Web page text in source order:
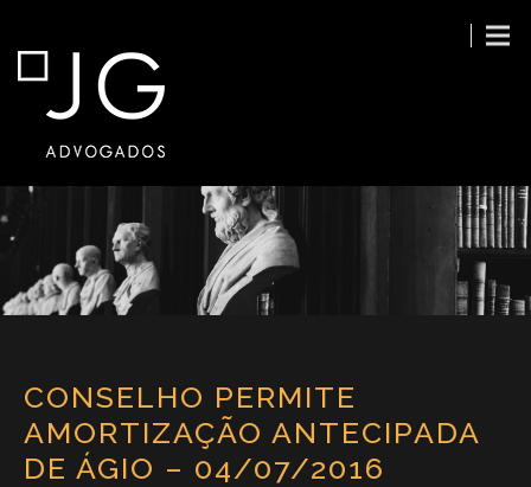
CONSELHO PERMITE
AMORTIZAÇÃO ANTECIPADA
DE ÁGIO – 04/07/2016